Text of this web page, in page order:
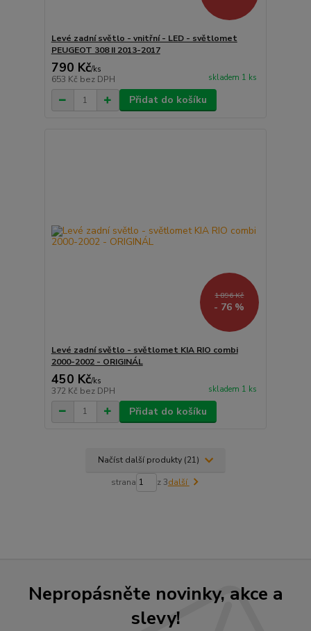
Levé zadní světlo - vnitřní - LED - světlomet
PEUGEOT 308 II 2013-2017
790 Kč/ks
653 Kč bez DPH skladem 1 ks
Přidat do košíku
1 896 Kč
- 76 %
Levé zadní světlo - světlomet KIA RIO combi
2000-2002 - ORIGINÁL
450 Kč/ks
372 Kč bez DPH skladem 1 ks
Přidat do košíku
Načíst další produkty (21)
strana z 3další
Nepropásněte novinky, akce a
slevy!